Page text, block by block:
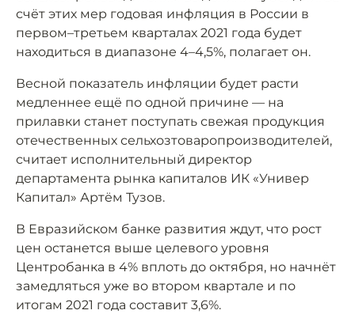
счёт этих мер годовая инфляция в России в
первом–третьем кварталах 2021 года будет
находиться в диапазоне 4–4,5%, полагает он.
Весной показатель инфляции будет расти
медленнее ещё по одной причине — на
прилавки станет поступать свежая продукция
отечественных сельхозтоваропроизводителей,
считает исполнительный директор
департамента рынка капиталов ИК «Универ
Капитал» Артём Тузов.
В Евразийском банке развития ждут, что рост
цен останется выше целевого уровня
Центробанка в 4% вплоть до октября, но начнёт
замедляться уже во втором квартале и по
итогам 2021 года составит 3,6%.